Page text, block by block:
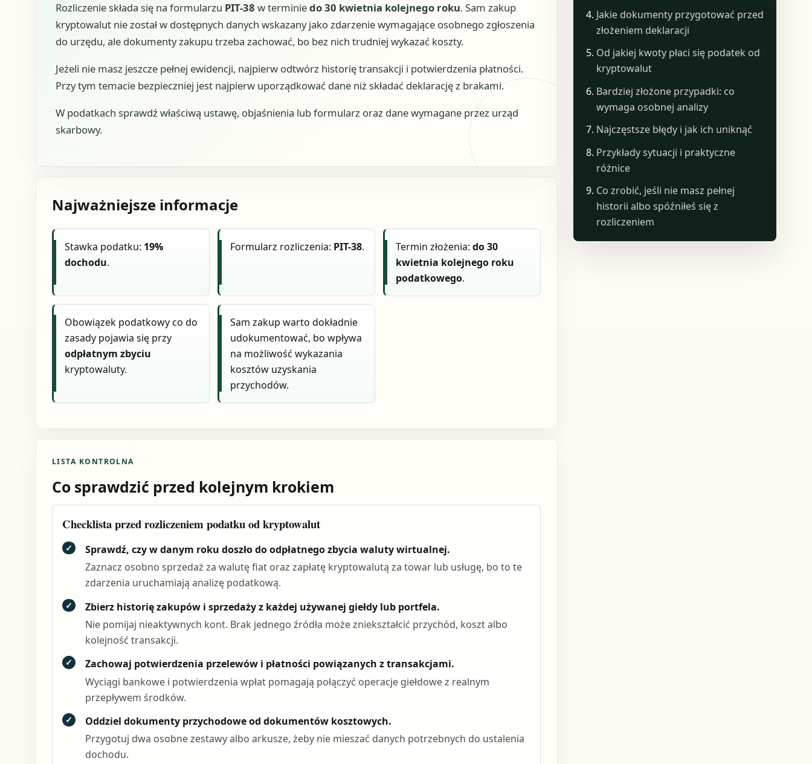
Rozliczenie składa się na formularzu PIT-38 w terminiedo 30 kwietnia kolejnego roku. Sam zakup
kryptowalut nie został w dostępnych danych wskazany jako zdarzenie wymagające osobnego zgłoszenia
do urzędu, ale dokumenty zakupu trzeba zachować, bo bez nich trudniej wykazać koszty.
Jeżeli nie masz jeszcze pełnej ewidencji, najpierw odtwórz historię transakcji i potwierdzenia płatności.
Przy tym temacie bezpieczniej jest najpierw uporządkować dane niż składać deklarację z brakami.
W podatkach sprawdź właściwą ustawę, objaśnienia lub formularz oraz dane wymagane przez urząd
skarbowy.
Najważniejsze informacje
Stawka podatku: 19%
dochodu.
Formularz rozliczenia: PIT-38. Termin złożenia:do 30
kwietnia kolejnego roku
podatkowego.
Obowiązek podatkowy co do
zasady pojawia się przy
odpłatnym zbyciu
kryptowaluty.
Sam zakup warto dokładnie
udokumentować, bo wpływa
na możliwość wykazania
kosztów uzyskania
przychodów.
LISTA KONTROLNA
Co sprawdzić przed kolejnym krokiem
Checklista przed rozliczeniem podatku od kryptowalut
✓
Sprawdź, czy w danym roku doszło do odpłatnego zbycia waluty wirtualnej.
Zaznacz osobno sprzedaż za walutę fiat oraz zapłatę kryptowalutą za towar lub usługę, bo to te
zdarzenia uruchamiają analizę podatkową.
✓
Zbierz historię zakupów i sprzedaży z każdej używanej giełdy lub portfela.
Nie pomijaj nieaktywnych kont. Brak jednego źródła może zniekształcić przychód, koszt albo
kolejność transakcji.
✓
Zachowaj potwierdzenia przelewów i płatności powiązanych z transakcjami.
Wyciągi bankowe i potwierdzenia wpłat pomagają połączyć operacje giełdowe z realnym
przepływem środków.
✓
Oddziel dokumenty przychodowe od dokumentów kosztowych.
Przygotuj dwa osobne zestawy albo arkusze, żeby nie mieszać danych potrzebnych do ustalenia
dochodu.
Jakie dokumenty przygotować przed
złożeniem deklaracji
Od jakiej kwoty płaci się podatek od
kryptowalut
Bardziej złożone przypadki: co
wymaga osobnej analizy
Najczęstsze błędy i jak ich uniknąć
Przykłady sytuacji i praktyczne
różnice
Co zrobić, jeśli nie masz pełnej
historii albo spóźniłeś się z
rozliczeniem